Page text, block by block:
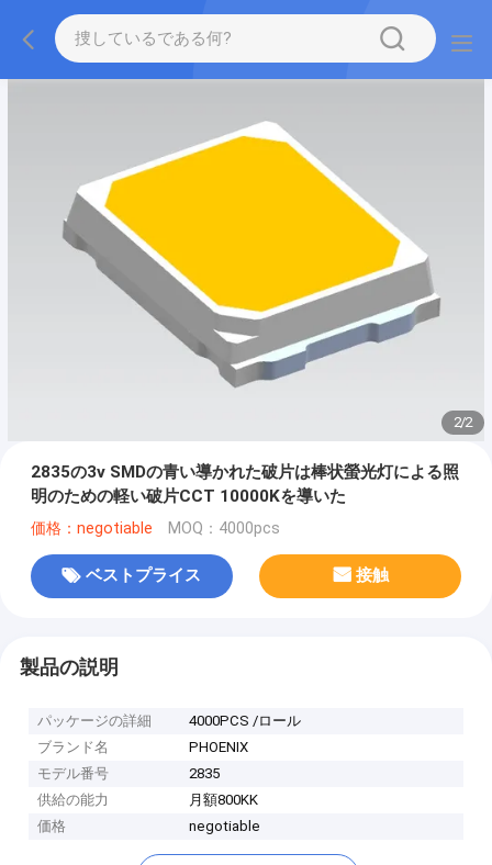
2/2
2835の3v SMDの青い導かれた破片は棒状螢光灯による照
明のための軽い破片CCT 10000Kを導いた
価格：negotiable MOQ：4000pcs
ベストプライス 接触
製品の説明
パッケージの詳細
4000PCS /ロール
ブランド名
PHOENIX
モデル番号
2835
供給の能力
月額800KK
価格
negotiable